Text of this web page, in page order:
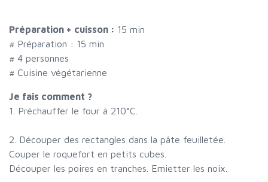
Préparation + cuisson : 15 min
# Préparation : 15 min
# 4 personnes
# Cuisine végétarienne
Je fais comment ?
1. Préchauffer le four à 210°C.
2. Découper des rectangles dans la pâte feuilletée.
Couper le roquefort en petits cubes.
Découper les poires en tranches. Emietter les noix.